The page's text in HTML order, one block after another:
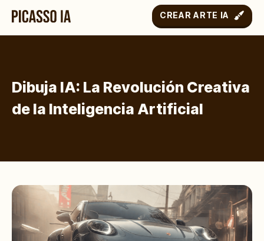
CREAR ARTE IA
Dibuja IA: La Revolución Creativa
de la Inteligencia Artificial